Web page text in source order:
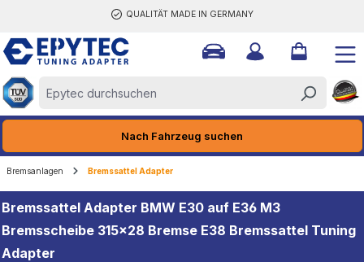
QUALITÄT MADE IN GERMANY
Nach Fahrzeug suchen
Bremsanlagen Bremssattel Adapter
Bremssattel Adapter BMW E30 auf E36 M3
Bremsscheibe 315x28 Bremse E38 Bremssattel Tuning
Adapter